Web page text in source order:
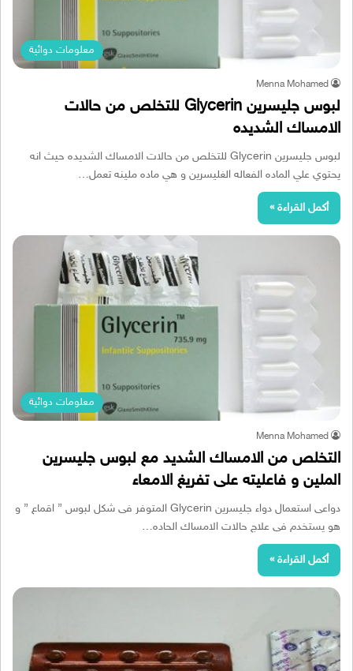
معلومات دوائية
Menna Mohamed
لبوس جليسرين Glycerin للتخلص من حالات
الامساك الشديده
لبوس جليسرين Glycerin للتخلص من حالات الامساك الشديده حيث انه
يحتوي علي الماده الفعاله الغليسرين و هي ماده ملينه تعمل…
أكمل القراءة »
معلومات دوائية
Menna Mohamed
التخلص من الامساك الشديد مع لبوس جليسرين
الملين و فاعليته على تفريغ الامعاء
دواعى استعمال دواء جليسرين Glycerin المتوفر فى شكل لبوس ” اقماع ” و
هو يستخدم فى علاج حالات الامساك الحاده…
أكمل القراءة »